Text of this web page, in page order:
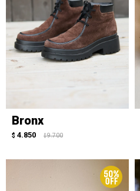
Bronx
$ 4.850 $ 9.700